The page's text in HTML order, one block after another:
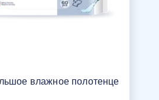
влажное полотенце